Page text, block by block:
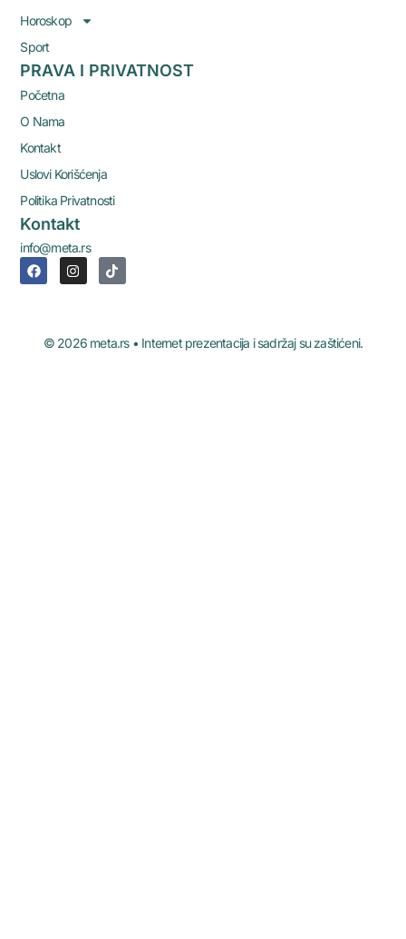
Horoskop
Sport
PRAVA I PRIVATNOST
Početna
O Nama
Kontakt
Uslovi Korišćenja
Politika Privatnosti
Kontakt
info@meta.rs
© 2026 meta.rs • Internet prezentacija i sadržaj su zaštićeni.